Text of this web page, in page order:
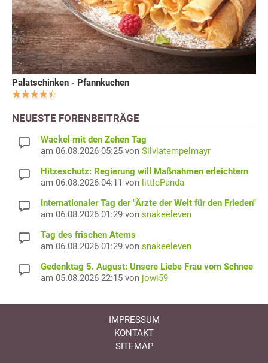
Palatschinken - Pfannkuchen
NEUESTE FORENBEITRÄGE
Wackel mit den Zehen Tag
am 06.08.2026 05:25 von Silviatempelmayr
Hitzeschutz: Regierung will Maßnahmen erleichtern
am 06.08.2026 04:11 von littlePanda
Internationaler Tag der "Ärzte der Welt für den Frieden"
am 06.08.2026 01:29 von snakeeleven
Tag des frischen Atems
am 06.08.2026 01:29 von snakeeleven
Gedenktag 5. August: Unsere Liebe Frau vom Schnee
am 05.08.2026 22:15 von jowi59
IMPRESSUM
KONTAKT
SITEMAP